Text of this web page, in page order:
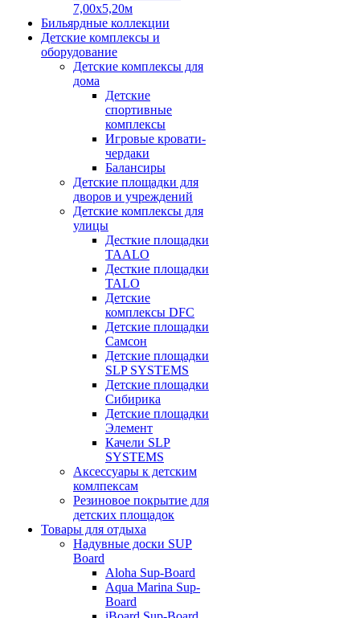
7,00х5,20м
Бильярдные коллекции
Детские комплексы и
оборудование
Детские комплексы для
дома
Детские
спортивные
комплексы
Игровые кровати-
чердаки
Балансиры
Детские площадки для
дворов и учреждений
Детские комплексы для
улицы
Десткие площадки
TAALO
Десткие площадки
TALO
Детские
комплексы DFC
Детские площадки
Самсон
Детские площадки
SLP SYSTEMS
Детские площадки
Сибирика
Детские площадки
Элемент
Качели SLP
SYSTEMS
Аксессуары к детским
комлпексам
Резиновое покрытие для
детских площадок
Товары для отдыха
Надувные доски SUP
Board
Aloha Sup-Board
Aqua Marina Sup-
Board